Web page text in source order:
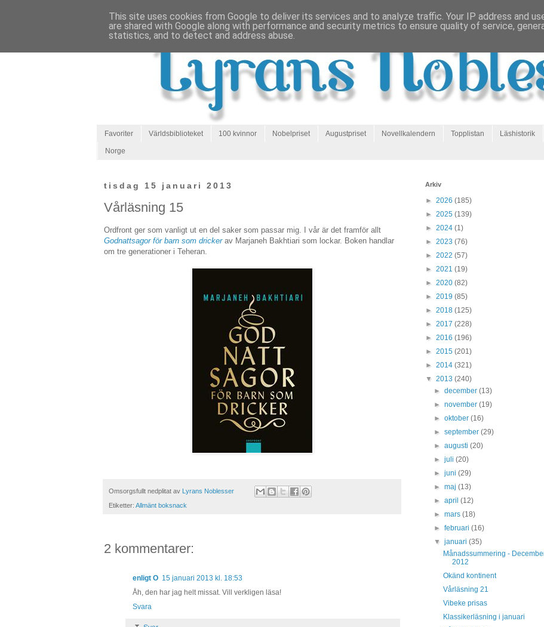
Favoriter Världsbiblioteket 100 kvinnor Nobelpriset Augustpriset Novellkalendern Topplistan Läshistorik
Norge
tisdag 15 januari 2013
Vårläsning 15
Ordfront ger som vanligt ut en del saker som passar mig. I vår är det framför allt
Godnattsagor för barn som drickerav Marjaneh Bakhtiari som lockar. Boken handlar
om tre generationer i Teheran.
Omsorgsfullt nedplitat av Lyrans Noblesser
Etiketter: Allmänt boksnack
2 kommentarer:
enligt O 15 januari 2013 kl. 18:53
Åh, den har jag helt missat. Vill verkligen läsa!
Svara
Arkiv
► 2026 (185)
► 2025 (139)
► 2024 (1)
► 2023 (76)
► 2022 (57)
► 2021 (19)
► 2020 (82)
► 2019 (85)
► 2018 (125)
► 2017 (228)
► 2016 (196)
► 2015 (201)
► 2014 (321)
▼ 2013 (240)
►december(13)
►november(19)
►oktober(16)
►september(29)
►augusti(20)
►juli(20)
►juni(29)
►maj(13)
►april(12)
►mars(18)
►februari(16)
▼januari(35)
Månadssummering -
2012
Okänd kontinent
Vårläsning 21
Vibeke prisas
Klassikerläsning i januari
This site uses cookies from Google to deliver its services and to analyze traffic. Your IP address and
are shared with Google along with performance and security metrics to ensure quality of service,
statistics, and to detect and address abuse.